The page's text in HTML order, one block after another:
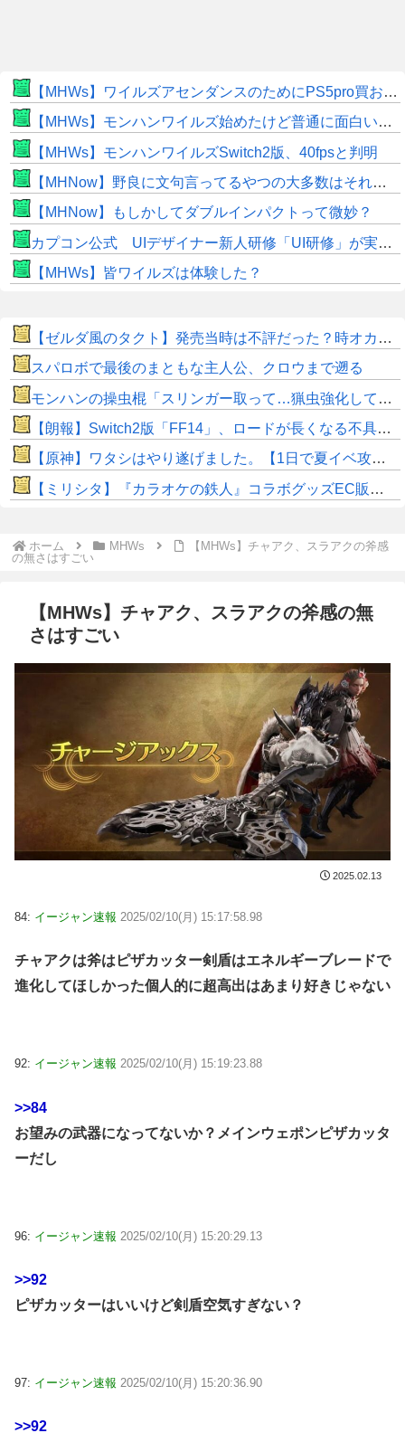
【MHWs】ワイルズアセンダンスのためにPS5pro買おうとしたら転売価格ばかりじゃねーか
【MHWs】モンハンワイルズ始めたけど普通に面白いじゃん
【MHWs】モンハンワイルズSwitch2版、40fpsと判明
【MHNow】野良に文句言ってるやつの大多数はそれしてないだけの雑魚だから聞く耳持つだけムダよ
【MHNow】もしかしてダブルインパクトって微妙？
カプコン公式 UIデザイナー新人研修「UI研修」が実装まで進みました！
【MHWs】皆ワイルズは体験した？
【ゼルダ風のタクト】発売当時は不評だった？時オカから激変したキャラデザに「なんじゃこりゃ」
スパロボで最後のまともな主人公、クロウまで遡る
モンハンの操虫棍「スリンガー取って…猟虫強化して…エキス取って… よし、戦うぞ」←これ
【朗報】Switch2版「FF14」、ロードが長くなる不具合の修正パッチを本日配信
【原神】ワタシはやり遂げました。【1日で夏イベ攻略】
【ミリシタ】『カラオケの鉄人』コラボグッズEC販売開始📢
ホーム MHWs
【MHWs】チャアク、スラアクの斧感
の無さはすごい
【MHWs】チャアク、スラアクの斧感の無
さはすごい
2025.02.13
84: イージャン速報 2025/02/10(月) 15:17:58.98
チャアクは斧はピザカッター剣盾はエネルギーブレードで
進化してほしかった個人的に超高出はあまり好きじゃない
92: イージャン速報 2025/02/10(月) 15:19:23.88
>>84
お望みの武器になってないか？メインウェポンピザカッタ
ーだし
96: イージャン速報 2025/02/10(月) 15:20:29.13
>>92
ピザカッターはいいけど剣盾空気すぎない？
97: イージャン速報 2025/02/10(月) 15:20:36.90
>>92